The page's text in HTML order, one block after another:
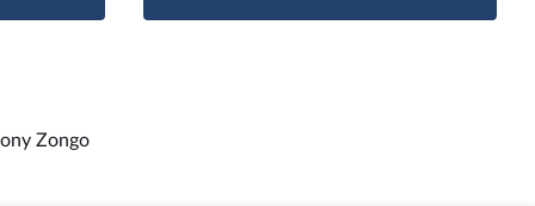
Zongo